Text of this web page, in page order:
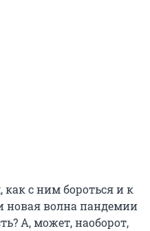
с ним бороться и к
новая волна пандемии
А, может, наоборот,